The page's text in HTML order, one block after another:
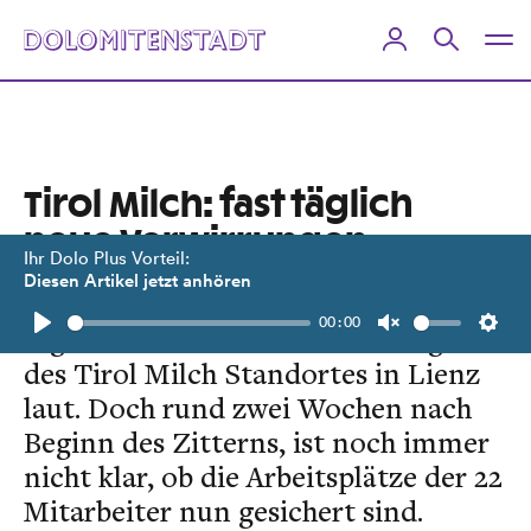
Ihr Dolo Plus Vorteil:
Diesen Artikel jetzt anhören
Play
00:00
Unmute
Tirol Milch: fast täglich
neue Verwirrungen
Von Ende August weg wurden fast
täglich neue Diskussionen bezüglich
des Tirol Milch Standortes in Lienz
laut. Doch rund zwei Wochen nach
Beginn des Zitterns, ist noch immer
nicht klar, ob die Arbeitsplätze der 22
Mitarbeiter nun gesichert sind.